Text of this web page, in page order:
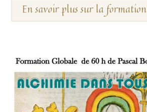
En savoir plus sur la formation